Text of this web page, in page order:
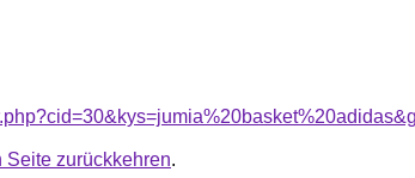
Seite zurückkehren.